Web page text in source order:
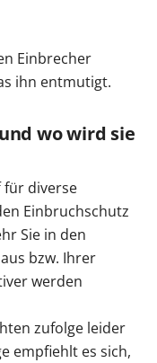
Einbrecher
ihn entmutigt.
wo wird sie
für diverse
Einbruchschutz
Sie in den
bzw. Ihrer
werden
zufolge leider
empfiehlt es sich,